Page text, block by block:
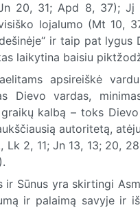
20, 31; Apd 8, 37);
lojalumo (Mt 10,
ir taip pat
laikytina baisiu
apsireiškė
Dievo vardas,
kalbą – toks
autoritetą,
Lk 2, 11; Jn 13, 13; 20,
ir Sūnus yra skirtingi
ir palaimą savyje ir